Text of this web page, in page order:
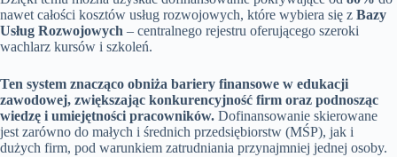
nawet całości kosztów usług rozwojowych, które wybiera się z Bazy
Usług Rozwojowych – centralnego rejestru oferującego szeroki
wachlarz kursów i szkoleń.
Ten system znacząco obniża bariery finansowe w edukacji
zawodowej, zwiększając konkurencyjność firm oraz podnosząc
wiedzę i umiejętności pracowników. Dofinansowanie skierowane
jest zarówno do małych i średnich przedsiębiorstw (MŚP), jak i
dużych firm, pod warunkiem zatrudniania przynajmniej jednej osoby.